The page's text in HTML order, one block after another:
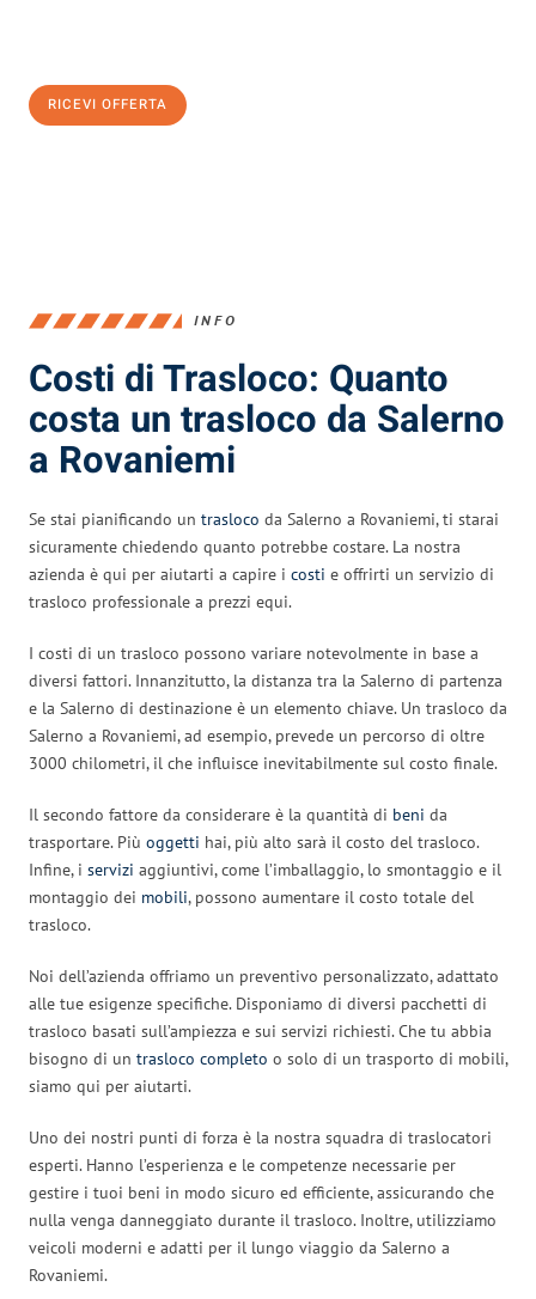
RICEVI OFFERTA
INFO
Costi di Trasloco: Quanto
costa un trasloco da Salerno
a Rovaniemi
Se stai pianificando un trasloco da Salerno a Rovaniemi, ti starai
sicuramente chiedendo quanto potrebbe costare. La nostra
azienda è qui per aiutarti a capire i costi e offrirti un servizio di
trasloco professionale a prezzi equi.
I costi di un trasloco possono variare notevolmente in base a
diversi fattori. Innanzitutto, la distanza tra la Salerno di partenza
e la Salerno di destinazione è un elemento chiave. Un trasloco da
Salerno a Rovaniemi, ad esempio, prevede un percorso di oltre
3000 chilometri, il che influisce inevitabilmente sul costo finale.
Il secondo fattore da considerare è la quantità di beni da
trasportare. Più oggetti hai, più alto sarà il costo del trasloco.
Infine, i servizi aggiuntivi, come l’imballaggio, lo smontaggio e il
montaggio dei mobili, possono aumentare il costo totale del
trasloco.
Noi dell’azienda offriamo un preventivo personalizzato, adattato
alle tue esigenze specifiche. Disponiamo di diversi pacchetti di
trasloco basati sull’ampiezza e sui servizi richiesti. Che tu abbia
bisogno di un trasloco completo o solo di un trasporto di mobili,
siamo qui per aiutarti.
Uno dei nostri punti di forza è la nostra squadra di traslocatori
esperti. Hanno l’esperienza e le competenze necessarie per
gestire i tuoi beni in modo sicuro ed efficiente, assicurando che
nulla venga danneggiato durante il trasloco. Inoltre, utilizziamo
veicoli moderni e adatti per il lungo viaggio da Salerno a
Rovaniemi.